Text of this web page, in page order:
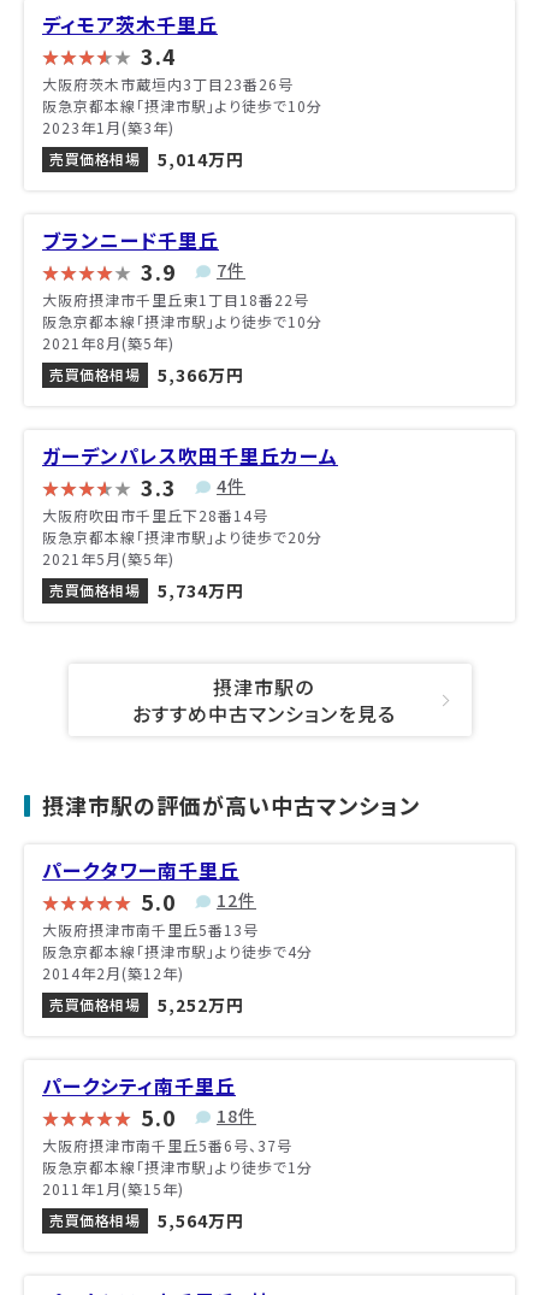
ディモア茨木千里丘
3.4
大阪府茨木市蔵垣内3丁目23番26号
阪急京都本線「摂津市駅」より徒歩で10分
2023年1月(築3年)
売買価格相場
5,014万円
ブランニード千里丘
3.9 7件
大阪府摂津市千里丘東1丁目18番22号
阪急京都本線「摂津市駅」より徒歩で10分
2021年8月(築5年)
売買価格相場
5,366万円
ガーデンパレス吹田千里丘カーム
3.3 4件
大阪府吹田市千里丘下28番14号
阪急京都本線「摂津市駅」より徒歩で20分
2021年5月(築5年)
売買価格相場
5,734万円
摂津市駅の
おすすめ中古マンションを見る
摂津市駅の評価が高い中古マンション
パークタワー南千里丘
5.0 12件
大阪府摂津市南千里丘5番13号
阪急京都本線「摂津市駅」より徒歩で4分
2014年2月(築12年)
売買価格相場
5,252万円
パークシティ南千里丘
5.0 18件
大阪府摂津市南千里丘5番6号、37号
阪急京都本線「摂津市駅」より徒歩で1分
2011年1月(築15年)
売買価格相場
5,564万円